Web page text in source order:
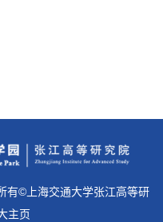
有©上海交通大学张江高等研
主页